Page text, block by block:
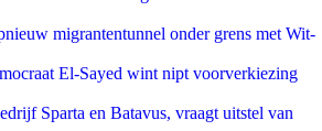
migrantentunnel onder grens met Wit-
El-Sayed wint nipt voorverkiezing
Sparta en Batavus, vraagt uitstel van